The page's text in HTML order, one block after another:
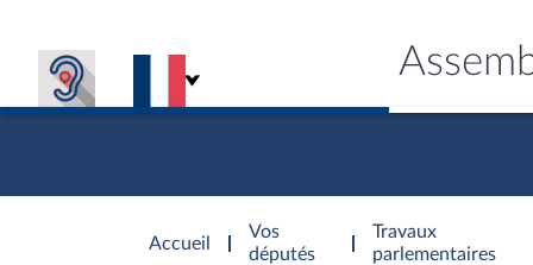
Accueil
d'accueil
Vos
députés
Travaux
parlementaires